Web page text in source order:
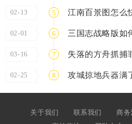
02-13 5 江南百景图怎么
02-01 6 三国志战略版如
03-16 7 失落的方舟抓捕
02-25 8 攻城掠地兵器满
关于我们 联系我们 商务